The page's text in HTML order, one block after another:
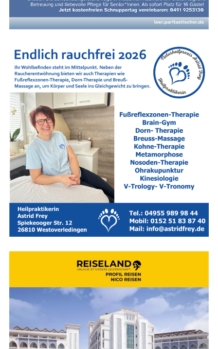
Wor­auf bei der Buchung geach­tet
wer­den sollte
Nicht jedes Hotel, das sich mit dem Sie­gel „fami­li­en­
freund­lich“ schmückt, hält in der Pra­xis alle Ver­spre­chen.
Ein genau­er Blick auf die Aus­stat­tungs­de­tails lohnt sich
daher vor der Entscheidung:
wie mög­lich zu kommen.
Der Vor­ver­kauf star­tet zeitnah.
Star­ke Part­ner an Bord
Unter­stützt wird das Fes­ti­val von star­ken Part­nern aus der
Region:
Alli­anz Bohl­mann, Möbel­haus Berg­enthal, DÜRING
Immo­bi­li­en, Kru­se Moden, Men­gers am Markt sowie
TUI Rei­se­Cen­ter Bohlmann.
Medi­en­part­ner:Lese­r­ECHO-Ver­lag und dieFace­book­
sei­te „Wir Leera­ner“.
Rei­se­land — Ihr Rei­se­bü­ro für Ost­frie­sand — Leer — Aurich
— Emden